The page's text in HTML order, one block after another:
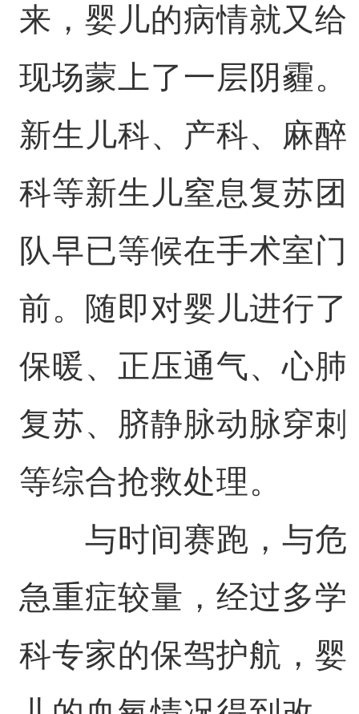
来，婴儿的病情就又给
现场蒙上了一层阴霾。
新生儿科、产科、麻醉
科等新生儿窒息复苏团
队早已等候在手术室门
前。随即对婴儿进行了
保暖、正压通气、心肺
复苏、脐静脉动脉穿刺
等综合抢救处理。
与时间赛跑，与危
急重症较量，经过多学
科专家的保驾护航，婴